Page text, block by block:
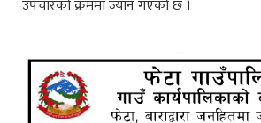
उपचारको क्रममा ज्यान गएको छ ।